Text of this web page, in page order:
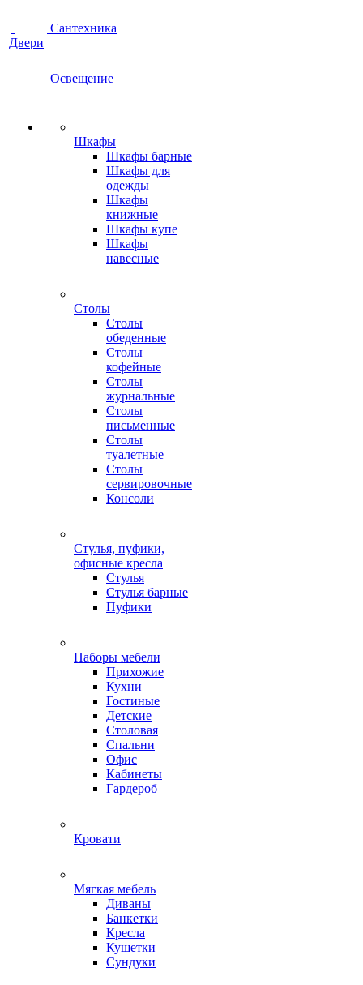
Сантехника
Двери
Освещение
Шкафы
Шкафы барные
Шкафы для
одежды
Шкафы
книжные
Шкафы купе
Шкафы
навесные
Столы
Столы
обеденные
Столы
кофейные
Столы
журнальные
Столы
письменные
Столы
туалетные
Столы
сервировочные
Консоли
Стулья, пуфики,
офисные кресла
Стулья
Стулья барные
Пуфики
Наборы мебели
Прихожие
Кухни
Гостиные
Детские
Столовая
Спальни
Офис
Кабинеты
Гардероб
Кровати
Мягкая мебель
Диваны
Банкетки
Кресла
Кушетки
Сундуки